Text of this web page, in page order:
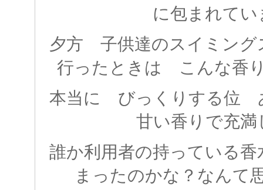
に包まれてい
夕方 子供達のスイミング
行ったときは こんな香
本当に びっくりする位
甘い香りで充満
誰か利用者の持っている
まったのかな？なんて